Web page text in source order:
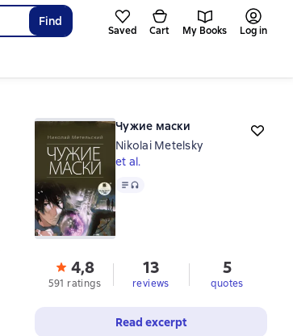
Find
Saved Cart My Books Log in
Чужие маски
Nikolai Metelsky
et al.
Text, audio format available
4,8
591 ratings
13
reviews
5
quotes
Read excerpt